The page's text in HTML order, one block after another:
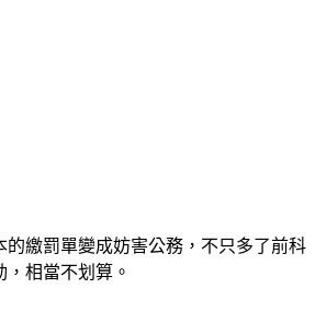
的繳罰單變成妨害公務，不只多了前科
相當不划算。